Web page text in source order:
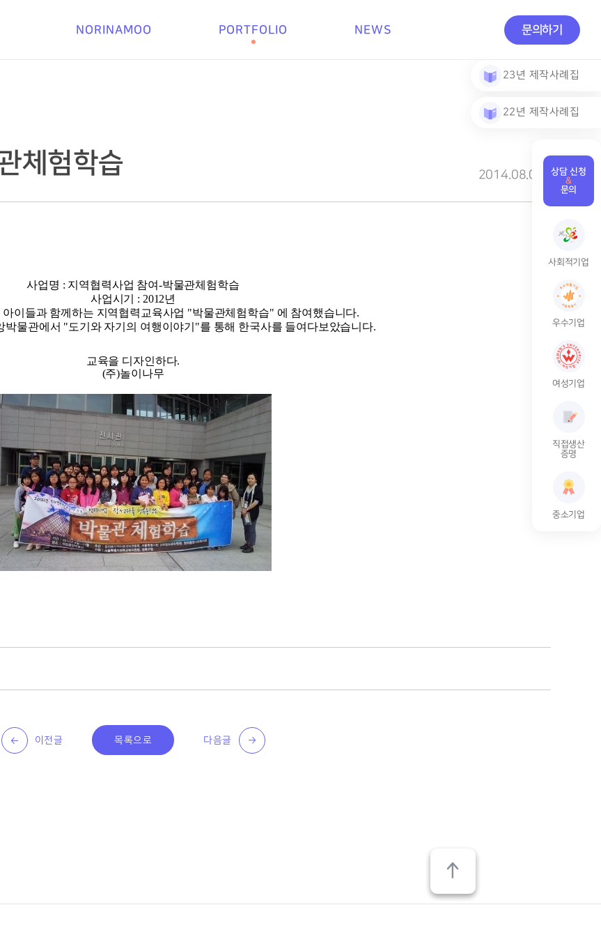
NORINAMOO PORTFOLIO NEWS 문의하기
체험학습 2014.08.03
사업명 : 지역협력사업 참여-박물관체험학습
사업시기 : 2012년
이들과 함께하는 지역협력교육사업 "박물관체험학습" 에 참여했습니다.
박물관에서 "도기와 자기의 여행이야기"를 통해 한국사를 들여다보았습니다.
교육을 디자인하다.
(주)놀이나무
이전글 목록으로 다음글
23년 제작사례집
22년 제작사례집
상담 신청
&
문의
사회적기업
우수기업
여성기업
직접생산
증명
중소기업